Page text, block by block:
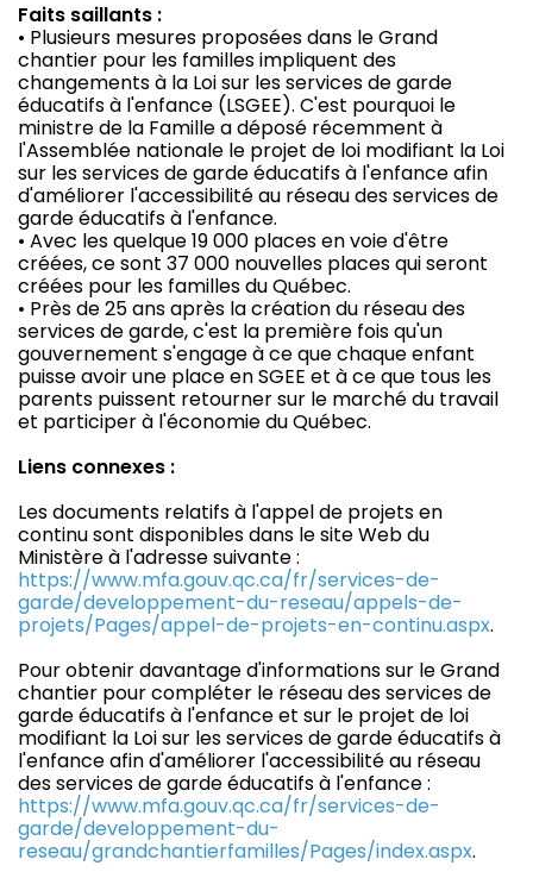
Faits saillants :
• Plusieurs mesures proposées dans le Grand
chantier pour les familles impliquent des
changements à la Loi sur les services de garde
éducatifs à l'enfance (LSGEE). C'est pourquoi le
ministre de la Famille a déposé récemment à
l'Assemblée nationale le projet de loi modifiant la Loi
sur les services de garde éducatifs à l'enfance afin
d'améliorer l'accessibilité au réseau des services de
garde éducatifs à l'enfance.
• Avec les quelque 19 000 places en voie d'être
créées, ce sont 37 000 nouvelles places qui seront
créées pour les familles du Québec.
• Près de 25 ans après la création du réseau des
services de garde, c'est la première fois qu'un
gouvernement s'engage à ce que chaque enfant
puisse avoir une place en SGEE et à ce que tous les
parents puissent retourner sur le marché du travail
et participer à l'économie du Québec.
Liens connexes :
Les documents relatifs à l'appel de projets en
continu sont disponibles dans le site Web du
Ministère à l'adresse suivante :
https://www.mfa.gouv.qc.ca/fr/services-de-
garde/developpement-du-reseau/appels-de-
projets/Pages/appel-de-projets-en-continu.aspx.
Pour obtenir davantage d'informations sur le Grand
chantier pour compléter le réseau des services de
garde éducatifs à l'enfance et sur le projet de loi
modifiant la Loi sur les services de garde éducatifs à
l'enfance afin d'améliorer l'accessibilité au réseau
des services de garde éducatifs à l'enfance :
https://www.mfa.gouv.qc.ca/fr/services-de-
garde/developpement-du-
reseau/grandchantierfamilles/Pages/index.aspx.